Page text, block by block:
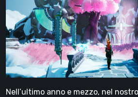
Nell’ultimo anno e mezzo, nel